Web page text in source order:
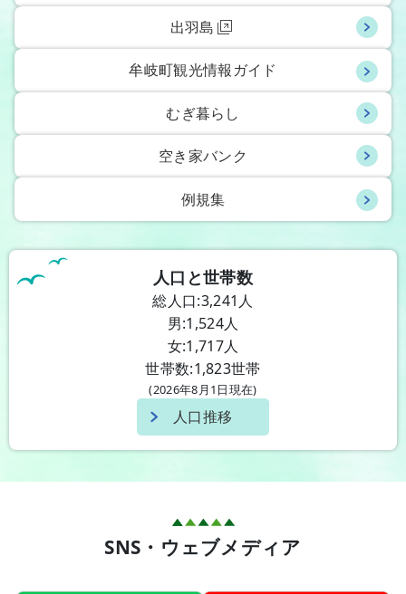
出羽島
牟岐町観光情報ガイド
むぎ暮らし
空き家バンク
例規集
人口と世帯数
総人口:3,241人
男:1,524人
女:1,717人
世帯数:1,823世帯
(2026年8月1日現在)
人口推移
SNS・ウェブメディア